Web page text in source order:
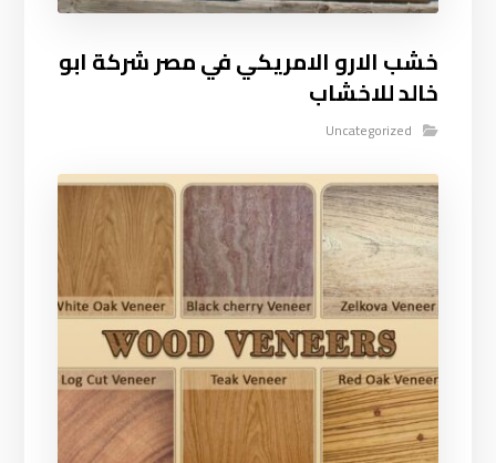
خشب الارو الامريكي في مصر شركة ابو
خالد للاخشاب
Uncategorized